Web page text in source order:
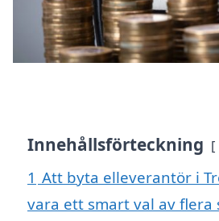
Innehållsförteckning
1 Att byta elleverantör i
vara ett smart val av flera